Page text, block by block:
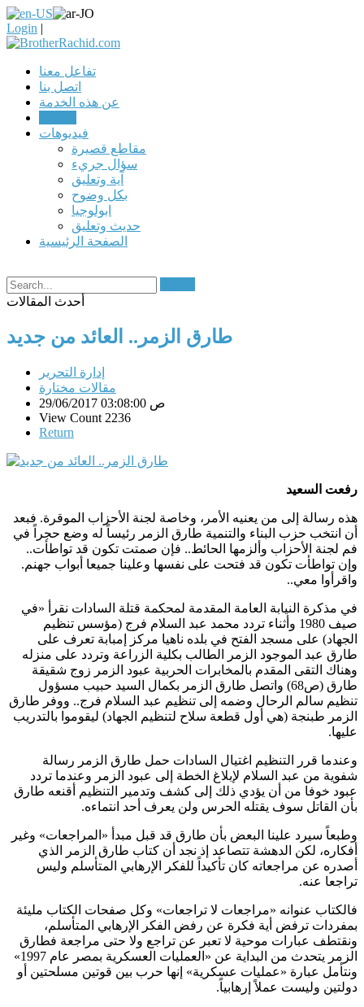
Login |
تفاعل معنا
اتصل بنا
عن هذه الخدمة
فيديوهات
مقاطع قصيرة
سؤال جريء
آية وتعليق
بكل وضوح
ابولوجيا
حديث وتعليق
الصفحة الرئيسية
أحدث المقالات
طارق الزمر.. العائد من جديد
إدارة التحرير
مقالات مختارة
29/06/2017 03:08:00 ص
View Count 2236
Return
رفعت السعيد
هذه رسالة إلى من يعنيه الأمر، وخاصة لجنة الأحزاب الموقرة. فبعد
أن انتخب حزب البناء والتنمية طارق الزمر رئيساً له وضع حجراً في
فم لجنة الأحزاب وألزمها الحائط.. فإن صمتت تكون قد تواطأت..
وإن تواطأت تكون قد فتحت على نفسها وعلينا جميعا أبواب جهنم.
واقرأوا معي..
في مذكرة النيابة العامة المقدمة لمحكمة قتلة السادات نقرأ «في
صيف 1980 وأثناء تردد محمد عبد السلام فرج (مؤسس تنظيم
الجهاد) على مسجد الفتح في بلده ناهيا مركز إمبابة تعرف على
طارق عبد الموجود الزمر الطالب بكلية الزراعة وتردد على منزله
وهناك التقى المقدم بالمخابرات الحربية عبود الزمر زوج شقيقة
طارق (ص68) واتصل طارق الزمر بكمال السيد حبيب مسؤول
تنظيم سالم الرحال وضمه إلى تنظيم عبد السلام فرج.. ووفر طارق
الزمر طبنجة (هي أول قطعة سلاح لتنظيم الجهاد) ليقوموا بالتدريب
عليها.
وعندما قرر التنظيم اغتيال السادات حمل طارق الزمر رسالة
شفوية من عبد السلام لإبلاغ الخطة إلى عبود الزمر وعندما تردد
عبود خوفا من أن يؤدي ذلك إلى كشف وتدمير التنظيم أقنعه طارق
بأن القاتل سوف يقتله الحرس ولن يعرف أحد انتماءه.
وطبعاً سيرد علينا البعض بأن طارق قد قبل مبدأ «المراجعات» وغير
أفكاره، لكن الدهشة تتصاعد إذ نجد أن كتاب طارق الزمر الذي
أصدره عن مراجعاته كان تأكيداً للفكر الإرهابي المتأسلم وليس
تراجعا عنه.
فالكتاب عنوانه «مراجعات لا تراجعات» وكل صفحات الكتاب مليئة
بمفردات ترفض أية فكرة عن رفض الفكر الإرهابي المتأسلم،
ونقتطف عبارات موحية لا تعبر عن تراجع ولا حتى مراجعة فطارق
الزمر يتحدث من البداية عن «العمليات العسكرية بمصر عام 1997»
ونتأمل عبارة «عمليات عسكرية» إنها حرب بين قوتين مسلحتين أو
دولتين وليست عملاً إرهابياً.